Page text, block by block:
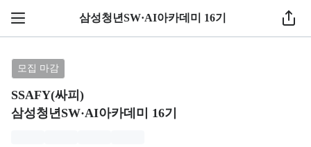
삼성청년SW·AI아카데미 16기
모집 마감
SSAFY(싸피)
삼성청년SW·AI아카데미 16기
브랜드: SSAFY(싸피), 과정명: 삼성청년SW·AI아카데